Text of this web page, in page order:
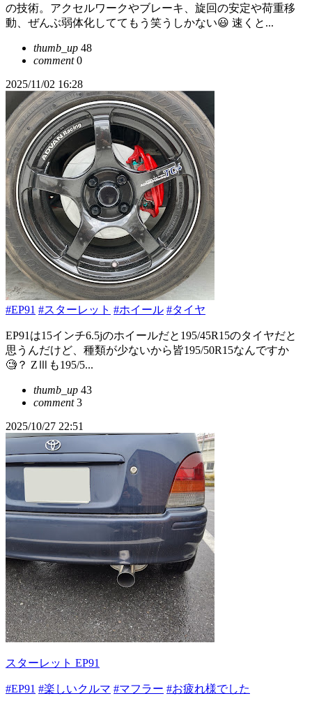
の技術。アクセルワークやブレーキ、旋回の安定や荷重移
動、ぜんぶ弱体化しててもう笑うしかない😃 速くと...
thumb_up 48
comment0
2025/11/02 16:28
#EP91 #スターレット #ホイール #タイヤ
EP91は15インチ6.5jのホイールだと195/45R15のタイヤだと
思うんだけど、種類が少ないから皆195/50R15なんですか
🧐？ ZⅢも195/5...
thumb_up 43
comment3
2025/10/27 22:51
スターレット EP91
#EP91 #楽しいクルマ #マフラー #お疲れ様でした